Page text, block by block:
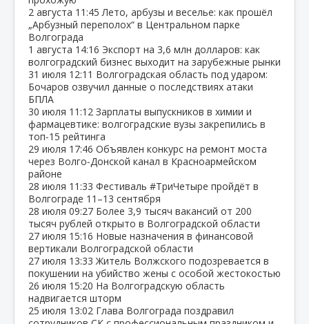
2 августа 11:45 Лето, арбузы и веселье: как прошёл
„Арбузный переполох“ в Центральном парке
Волгограда
1 августа 14:16 Экспорт на 3,6 млн долларов: как
волгоградский бизнес выходит на зарубежные рынки
31 июля 12:11 Волгоградская область под ударом:
Бочаров озвучил данные о последствиях атаки
БПЛА
30 июля 11:12 Зарплаты выпускников в химии и
фармацевтике: волгоградские вузы закрепились в
топ‑15 рейтинга
29 июля 17:46 Объявлен конкурс на ремонт моста
через Волго‑Донской канал в Красноармейском
районе
28 июля 11:33 Фестиваль #ТриЧетыре пройдёт в
Волгограде 11–13 сентября
28 июля 09:27 Более 3,9 тысяч вакансий от 200
тысяч рублей открыто в Волгоградской области
27 июля 15:16 Новые назначения в финансовой
вертикали Волгоградской области
27 июля 13:33 Житель Волжского подозревается в
покушении на убийство жены с особой жестокостью
26 июля 15:20 На Волгоградскую область
надвигается шторм
25 июля 13:02 Глава Волгограда поздравил